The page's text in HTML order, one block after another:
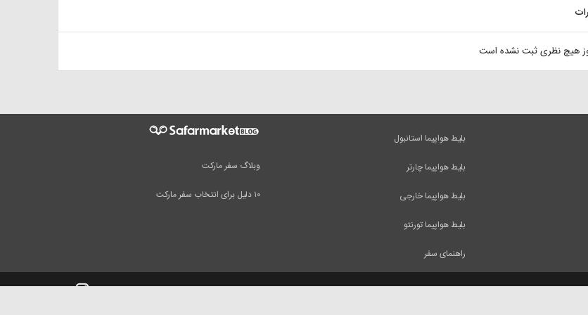
هیچ نظری ثبت نشده است
وبلاگ سفر مارکت
۱۰ دلیل برای انتخاب سفر مارکت
بلیط هواپیما استانبول
بلیط هواپیما چارتر
بلیط هواپیما خارجی
بلیط هواپیما تورنتو
راهنمای سفر